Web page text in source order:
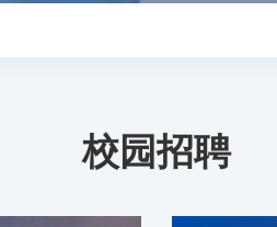
校园招聘